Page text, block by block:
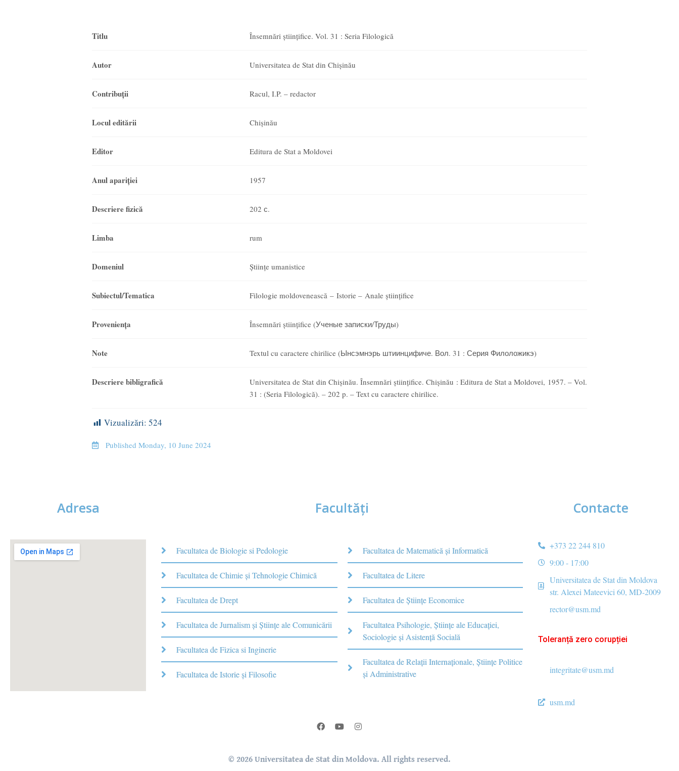
Titlu Însemnări științifice. Vol. 31 : Seria Filologică
Autor Universitatea de Stat din Chișinău
Contribuții Racul, I.P. – redactor
Locul editării Chișinău
Editor Editura de Stat a Moldovei
Anul apariţiei 1957
Descriere fizică 202 с.
Limba rum
Domeniul Științe umanistice
Subiectul/Tematica Filologie moldovenească – Istorie – Anale științifice
Provenienţa Însemnări științifice (Ученые записки/Труды)
Note Textul cu caractere chirilice (Ынсэмнэрь штиинцифиче. Вол. 31 : Серия Филоложикэ)
Descriere bibligrafică
Universitatea de Stat din Chișinău. Însemnări științifice. Chișinău : Editura de Stat a Moldovei, 1957. – Vol.
31 : (Seria Filologică). – 202 p. – Text cu caractere chirilice.
Vizualizări: 524
Published Monday, 10 June 2024
Adresa Facultăţi
Facultatea de Biologie si Pedologie
Facultatea de Chimie şi Tehnologie Chimică
Facultatea de Drept
Facultatea de Jurnalism şi Ştiinţe ale Comunicării
Facultatea de Fizica si Inginerie
Facultatea de Istorie şi Filosofie
Facultatea de Matematică şi Informatică
Facultatea de Litere
Facultatea de Științe Economice
Facultatea Psihologie, Ştiinţe ale Educaţiei,
Sociologie și Asistență Socială
Facultatea de Relaţii Internaţionale, Ştiinţe Politice
şi Administrative
Contacte
+373 22 244 810
9:00 - 17:00
Universitatea de Stat din Moldova
str. Alexei Mateevici 60, MD-2009
rector@usm.md
Toleranță zero corupției
integritate@usm.md
usm.md
© 2026 Universitatea de Stat din Moldova. All rights reserved.